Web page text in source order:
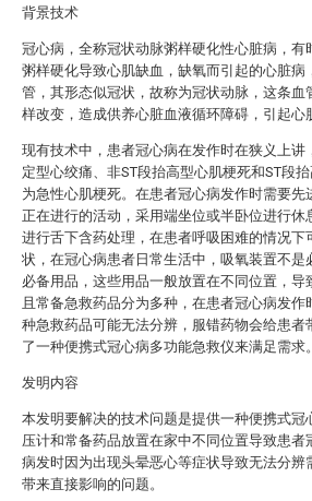
背景技术
冠心病，全称冠状动脉粥样硬化性心脏病，
粥样硬化导致心肌缺血，缺氧而引起的心脏
管，其形态似冠状，故称为冠状动脉，这条
样改变，造成供养心脏血液循环障碍，引起心
现有技术中，患者冠心病在发作时在狭义上
定型心绞痛、非ST段抬高型心肌梗死和ST段
为急性心肌梗死。在患者冠心病发作时需要
正在进行的活动，采用端坐位或半卧位进行
进行舌下含药处理，在患者呼吸困难的情况
状，在冠心病患者日常生活中，吸氧装置不
必备用品，这些用品一般放置在不同位置，导
且常备急救药品分为多种，在患者冠心病发
种急救药品可能无法分辨，服错药物会给患
了一种便携式冠心病多功能急救仪来满足需求。
发明内容
本发明要解决的技术问题是提供一种便携式
压计和常备药品放置在家中不同位置导致患
病发时因为出现头晕恶心等症状导致无法分
带来直接影响的问题。